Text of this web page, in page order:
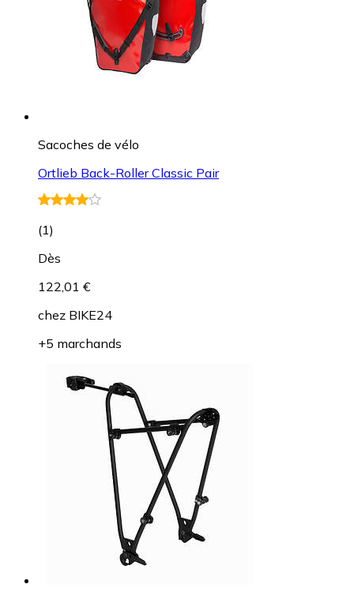
Sacoches de vélo
Ortlieb Back-Roller Classic Pair
(1)
Dès
122,01 €
chez BIKE24
+5 marchands